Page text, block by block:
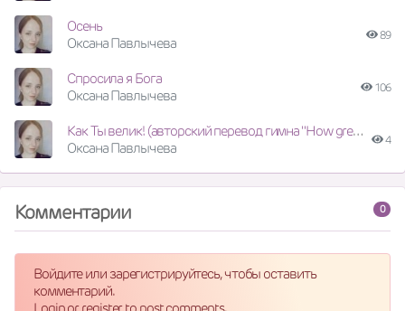
Осень
Оксана Павлычева
89
Спросила я Бога
Оксана Павлычева
106
Как Ты велик! (авторский перевод гимна "How great Thou Art" автора Карл Боберг)
Оксана Павлычева
4
0
Комментарии
Войдите или зарегистрируйтесь, чтобы оставить
комментарий.